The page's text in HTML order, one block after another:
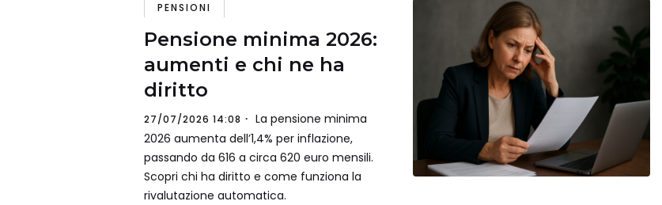
PENSIONI
Pensione minima 2026:
aumenti e chi ne ha
diritto
27/07/2026 14:08
La pensione minima
2026 aumenta dell’1,4% per inflazione,
passando da 616 a circa 620 euro mensili.
Scopri chi ha diritto e come funziona la
rivalutazione automatica.